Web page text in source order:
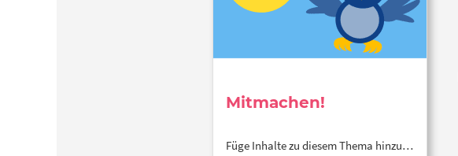
Mitmachen!
Füge Inhalte zu diesem Thema hinzu…